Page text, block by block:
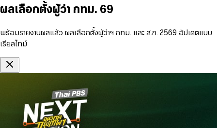
ผลเลือกตั้งผู้ว่า กทม. 69
พร้อมรายงานผลแล้ว ผลเลือกตั้งผู้ว่าฯ กทม. และ ส.ก. 2569 อัปเดตแบบ
เรียลไทม์